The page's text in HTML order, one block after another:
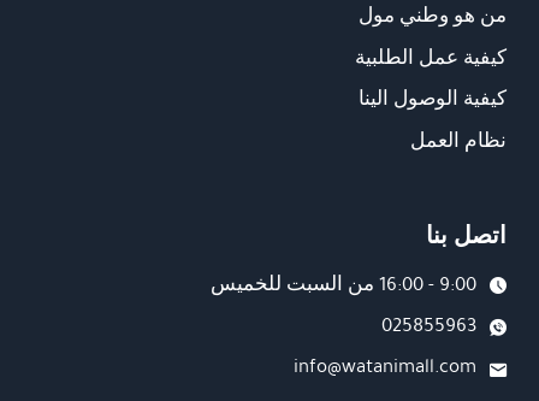
من هو وطني مول
كيفية عمل الطلبية
كيفية الوصول الينا
نظام العمل
اتصل بنا
9:00 - 16:00 من السبت للخميس
025855963
info@watanimall.com